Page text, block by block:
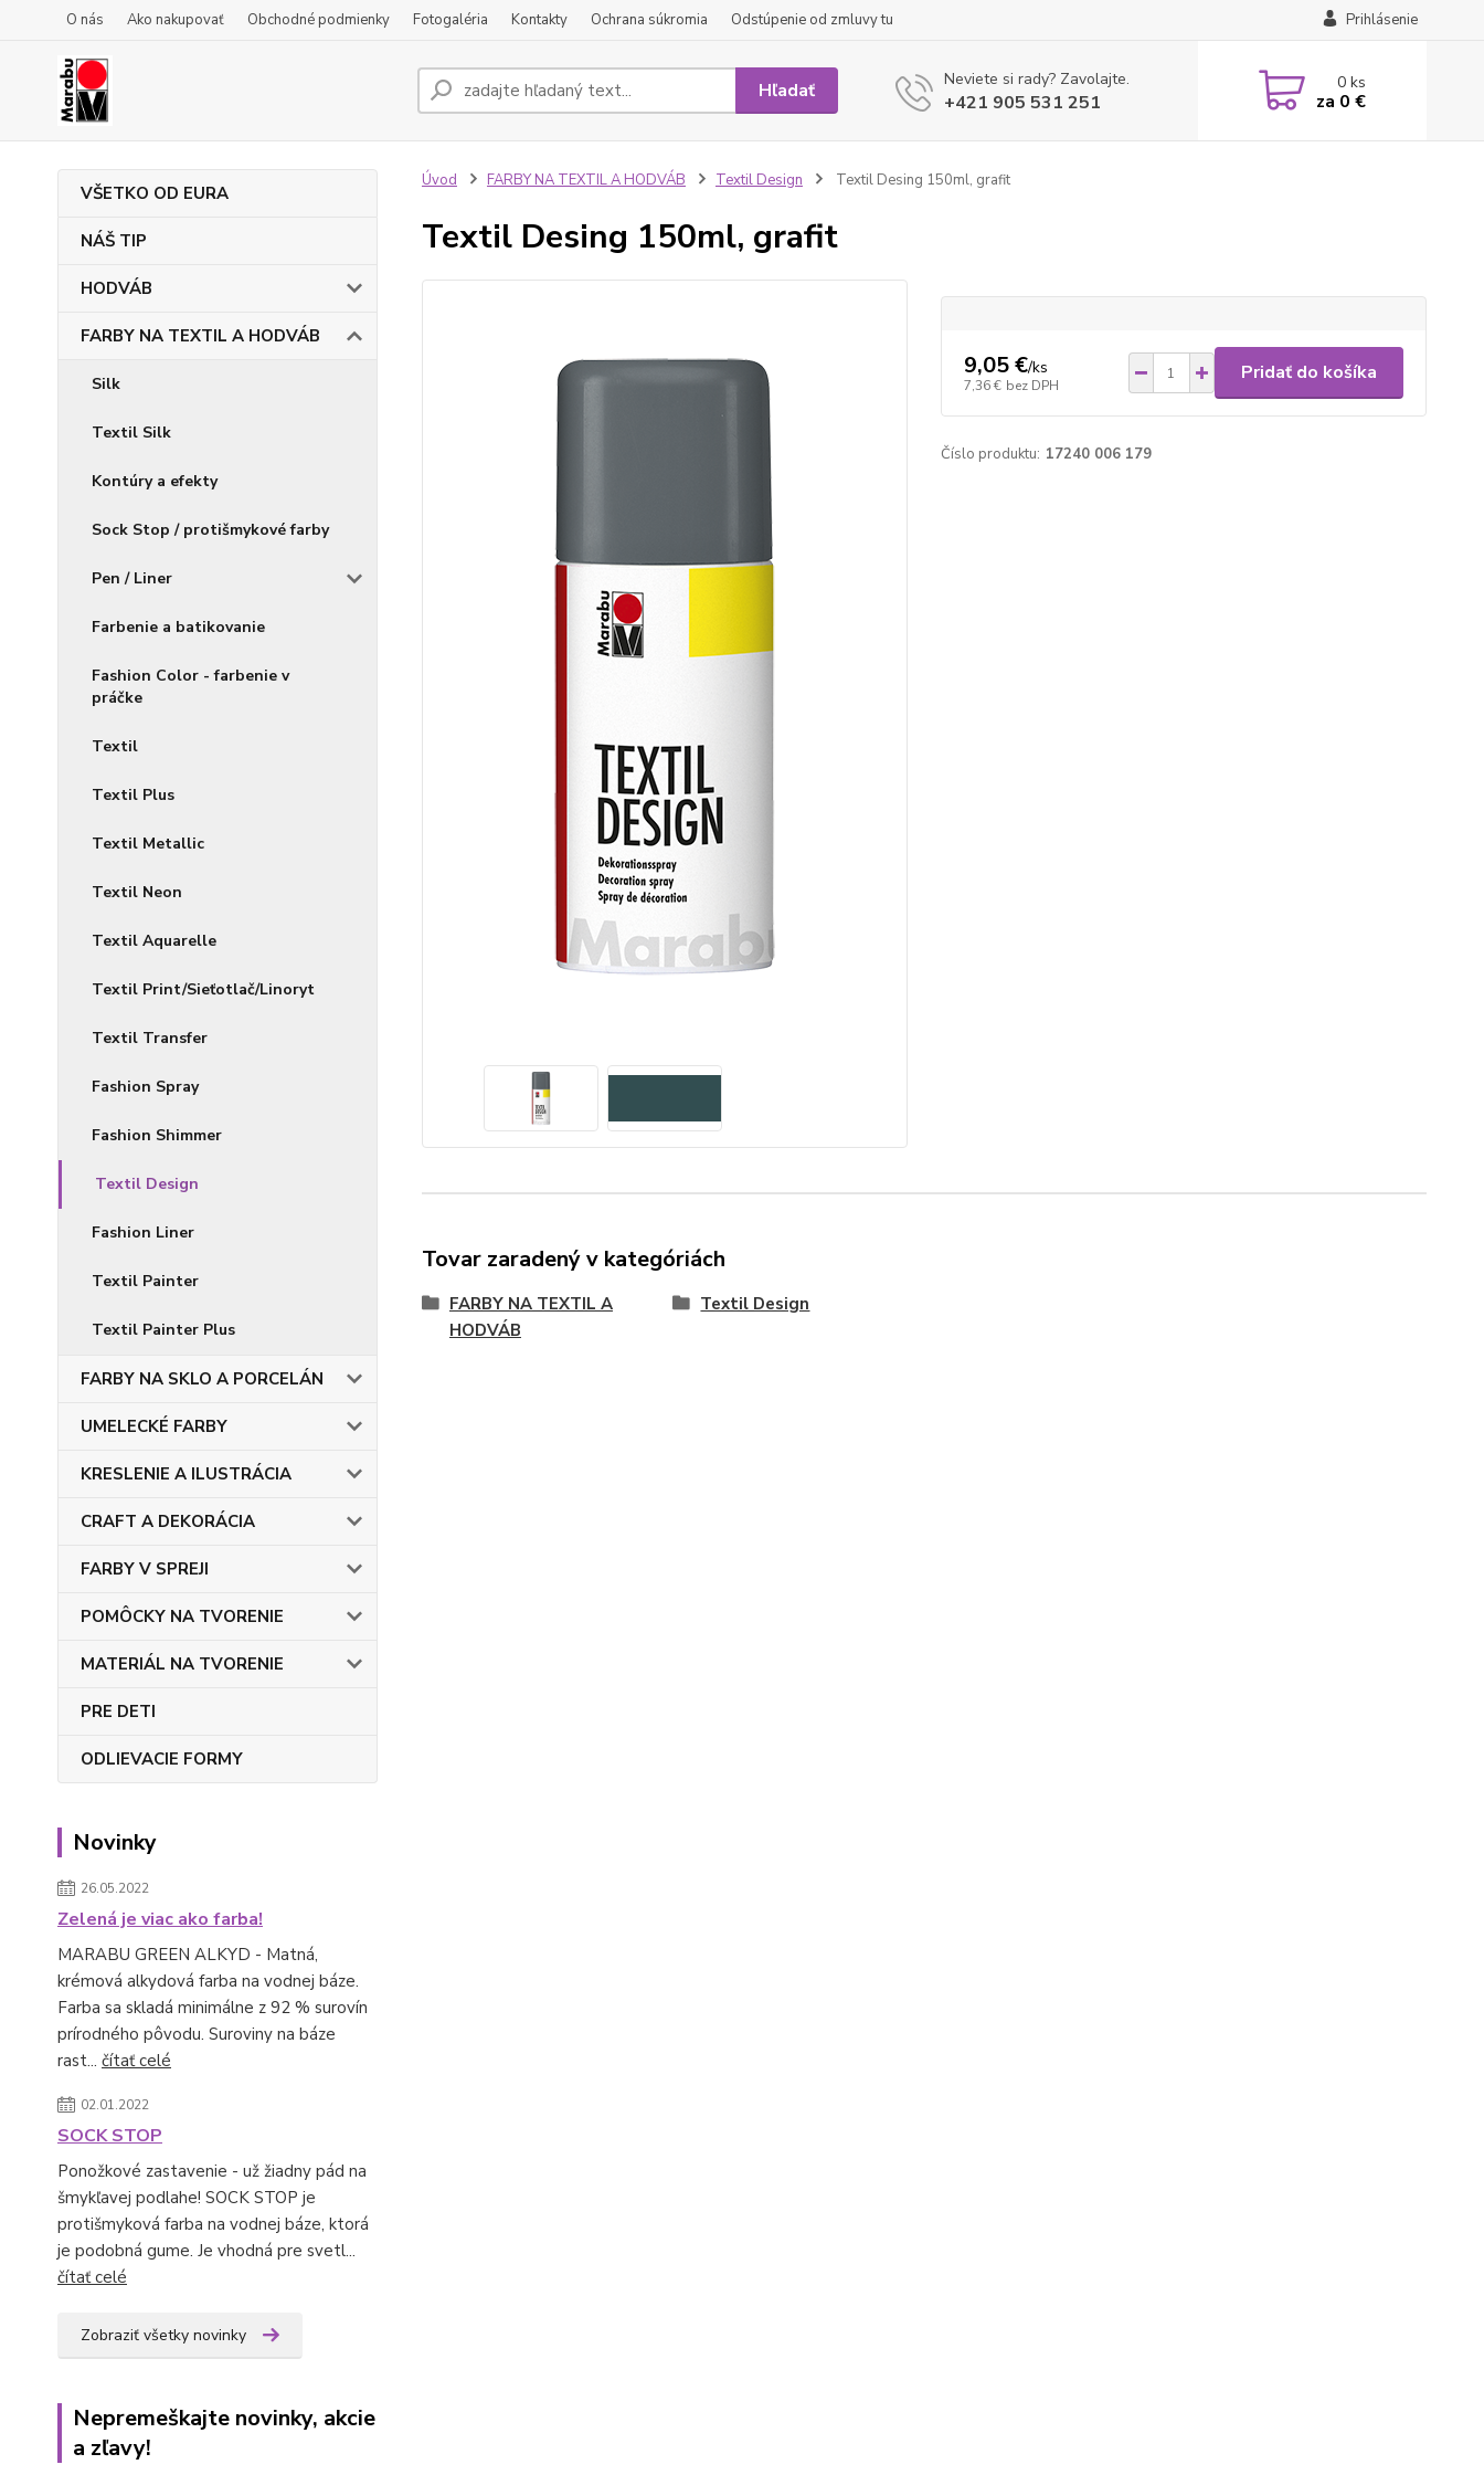
O nás Ako nakupovať Obchodné podmienky Fotogaléria Kontakty Ochrana súkromia Odstúpenie od zmluvy tu Prihlásenie
Hľadať Neviete si rady? Zavolajte.
+421 905 531 251
0ks
za 0 €
VŠETKO OD EURA
NÁŠ TIP
HODVÁB
FARBY NA TEXTIL A HODVÁB
Silk
Textil Silk
Kontúry a efekty
Sock Stop / protišmykové farby
Pen / Liner
Farbenie a batikovanie
Fashion Color - farbenie v
práčke
Textil
Textil Plus
Textil Metallic
Textil Neon
Textil Aquarelle
Textil Print/Sieťotlač/Linoryt
Textil Transfer
Fashion Spray
Fashion Shimmer
Textil Design
Fashion Liner
Textil Painter
Textil Painter Plus
FARBY NA SKLO A PORCELÁN
UMELECKÉ FARBY
KRESLENIE A ILUSTRÁCIA
CRAFT A DEKORÁCIA
FARBY V SPREJI
POMÔCKY NA TVORENIE
MATERIÁL NA TVORENIE
PRE DETI
ODLIEVACIE FORMY
Novinky
26.05.2022
Zelená je viac ako farba!
MARABU GREEN ALKYD - Matná,
krémová alkydová farba na vodnej báze.
Farba sa skladá minimálne z 92 % surovín
prírodného pôvodu. Suroviny na báze
rast... čítať celé
02.01.2022
SOCK STOP
Ponožkové zastavenie - už žiadny pád na
šmykľavej podlahe! SOCK STOP je
protišmyková farba na vodnej báze, ktorá
je podobná gume. Je vhodná pre svetl...
čítať celé
Zobraziť všetky novinky
Nepremeškajte novinky, akcie
a zľavy!
Úvod FARBY NA TEXTIL A HODVÁB Textil Design Textil Desing 150ml, grafit
Textil Desing 150ml, grafit
9,05 €/ks
7,36 € bez DPH
Pridať do košíka
Číslo produktu: 17240 006 179
Tovar zaradený v kategóriách
FARBY NA TEXTIL A
HODVÁB
Textil Design